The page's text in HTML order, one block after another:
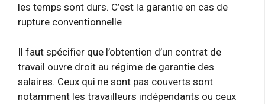
les temps sont durs. C’est la garantie en cas de
rupture conventionnelle
Il faut spécifier que l’obtention d’un contrat de
travail ouvre droit au régime de garantie des
salaires. Ceux qui ne sont pas couverts sont
notamment les travailleurs indépendants ou ceux